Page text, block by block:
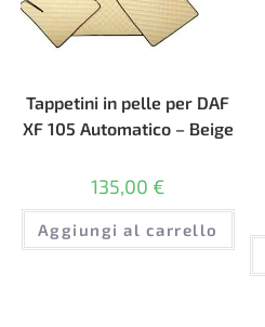
Tappetini in pelle per DAF
XF 105 Automatico – Beige
135,00 €
Aggiungi al carrello